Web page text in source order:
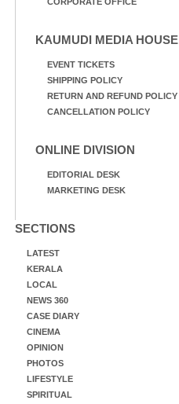
KAUMUDI MEDIA HOUSE
EVENT TICKETS
SHIPPING POLICY
RETURN AND REFUND POLICY
CANCELLATION POLICY
ONLINE DIVISION
EDITORIAL DESK
MARKETING DESK
SECTIONS
LATEST
KERALA
LOCAL
NEWS 360
CASE DIARY
CINEMA
OPINION
PHOTOS
LIFESTYLE
SPIRITUAL